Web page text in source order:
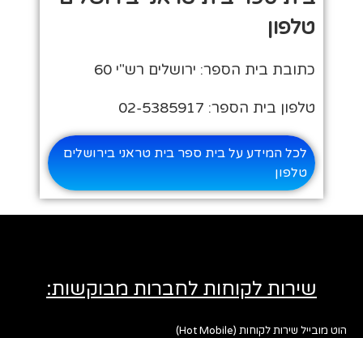
טלפון
כתובת בית הספר: ירושלים רש"י 60
טלפון בית הספר: 02-5385917
לכל המידע על בית ספר בית טראני בירושלים
טלפון
שירות לקוחות לחברות מבוקשות:
הוט מובייל שירות לקוחות (Hot Mobile)